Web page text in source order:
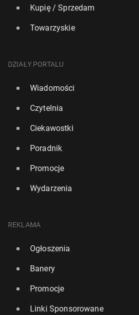
Kupię / Sprzedam
Towarzyskie
DZIAŁY PORTALU
Wiadomości
Czytelnia
Ciekawostki
Poradnik
Promocje
Wydarzenia
REKLAMA
Ogłoszenia
Banery
Promocje
Linki Sponsorowane